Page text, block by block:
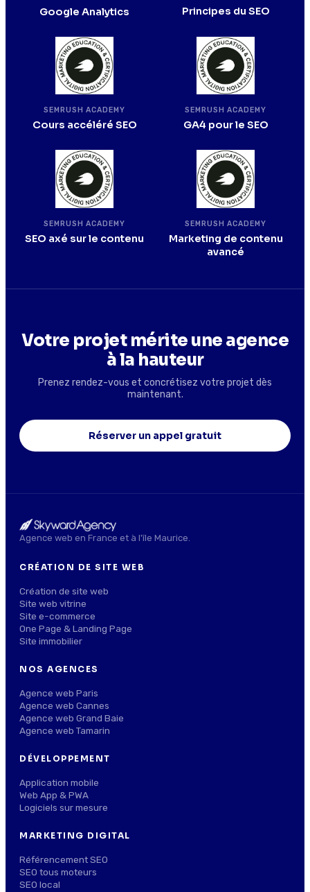
Google Analytics Principes du SEO
SEMRUSH ACADEMY
Cours accéléré SEO
SEMRUSH ACADEMY
GA4 pour le SEO
SEMRUSH ACADEMY
SEO axé sur le contenu
SEMRUSH ACADEMY
Marketing de contenu
avancé
Votre projet mérite une agence
à la hauteur
Prenez rendez-vous et concrétisez votre projet dès
maintenant.
Réserver un appel gratuit
Agence web en France et à l'île Maurice.
CRÉATION DE SITE WEB
Création de site web
Site web vitrine
Site e-commerce
One Page & Landing Page
Site immobilier
NOS AGENCES
Agence web Paris
Agence web Cannes
Agence web Grand Baie
Agence web Tamarin
DÉVELOPPEMENT
Application mobile
Web App & PWA
Logiciels sur mesure
MARKETING DIGITAL
Référencement SEO
SEO tous moteurs
SEO local